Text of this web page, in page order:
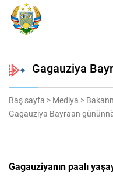
Gagauziya
Baş sayfa > Mediya >
Gagauziya Bayraan
Gagauziyanın paalı